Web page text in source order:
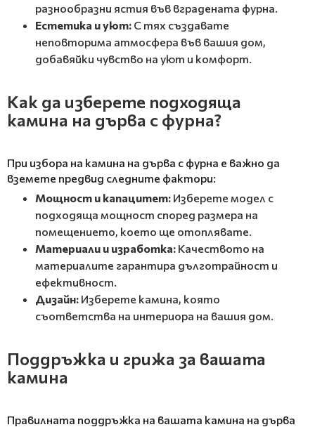
разнообразни ястия във вградената фурна.
Естетика и уют: С тях създавате
неповторима атмосфера във вашия дом,
добавяйки чувство на уют и комфорт.
Как да изберете подходяща
камина на дърва с фурна?
При избора на камина на дърва с фурна е важно да
вземете предвид следните фактори:
Мощност и капацитет: Изберете модел с
подходяща мощност според размера на
помещението, което ще отоплявате.
Материали и изработка: Качеството на
материалите гарантира дълготрайност и
ефективност.
Дизайн: Изберете камина, която
съответства на интериора на вашия дом.
Поддръжка и грижа за вашата
камина
Правилната поддръжка на вашата камина на дърва